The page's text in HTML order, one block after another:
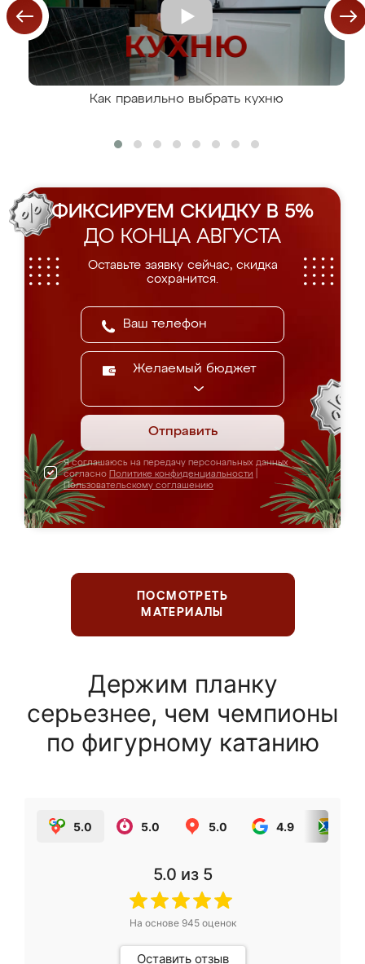
Как правильно выбрать кухню
ФИКСИРУЕМ СКИДКУ В 5%
ДО КОНЦА АВГУСТА
Оставьте заявку сейчас, скидка
сохранится.
Желаемый бюджет
Отправить
Я соглашаюсь на передачу персональных данных
согласно Политике конфиденциальности
Пользовательскому соглашению
ПОСМОТРЕТЬ
МАТЕРИАЛЫ
Держим планку
серьезнее, чем чемпионы
по фигурному катанию
5.0 5.0 5.0 4.9
5.0 из 5
На основе 945оценок
Оставить отзыв